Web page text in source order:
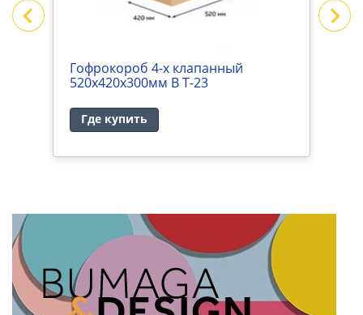
Гофрокороб 4-х клапанный
520х420х300мм В Т-23
Где купить